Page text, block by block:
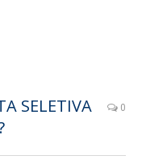
SELETIVA
0